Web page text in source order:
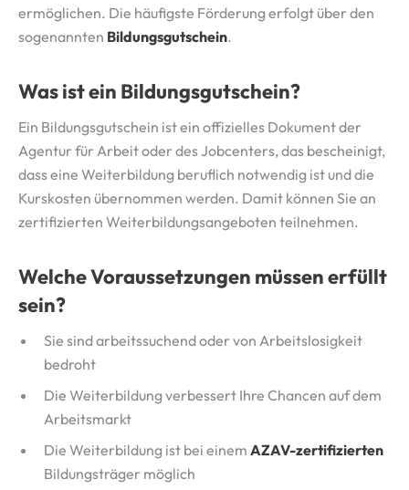
ermöglichen. Die häufigste Förderung erfolgt über den
sogenannten Bildungsgutschein.
Was ist ein Bildungsgutschein?
Ein Bildungsgutschein ist ein offizielles Dokument der
Agentur für Arbeit oder des Jobcenters, das bescheinigt,
dass eine Weiterbildung beruflich notwendig ist und die
Kurskosten übernommen werden. Damit können Sie an
zertifizierten Weiterbildungsangeboten teilnehmen.
Welche Voraussetzungen müssen erfüllt
sein?
Sie sind arbeitssuchend oder von Arbeitslosigkeit
bedroht
Die Weiterbildung verbessert Ihre Chancen auf dem
Arbeitsmarkt
Die Weiterbildung ist bei einem AZAV-zertifizierten
Bildungsträger möglich